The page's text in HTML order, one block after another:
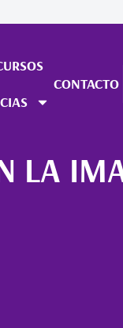
CONTACTO
LA